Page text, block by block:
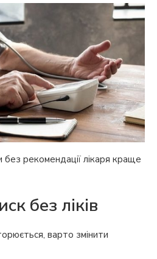
без рекомендації лікаря краще
без ліків
варто змінити